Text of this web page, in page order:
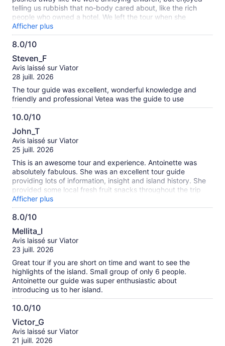
telling us rubbish that no-body cared about, like the rich
people who owned a hotel. We left the tour when she
scolded a group of sweet school girls playing in the Maera.
The only positive point and why I give 2 stars is that they
promptly refund us.
Afficher plus
8.0/10
8.0
sur
10
Steven_F
Avis laissé sur Viator
28 juill. 2026
The tour guide was excellent, wonderful knowledge and
friendly and professional Vetea was the guide to use
10.0/10
10.0
sur
10
John_T
Avis laissé sur Viator
25 juill. 2026
This is an awesome tour and experience. Antoinette was
absolutely fabulous. She was an excellent tour guide
providing lots of information, insight and island history. She
provided some local fresh fruit snacks throughout the trip
which were absolutely delicious and a treat in themselves.
The whole experience was memorable, funny and delightful.
Antoinette, Thank You for some very delightful memories
forever be in our hearts.
Afficher plus
8.0/10
8.0
sur
10
Mellita_I
Avis laissé sur Viator
23 juill. 2026
Great tour if you are short on time and want to see the
highlights of the island. Small group of only 6 people.
Antoinette our guide was super enthusiastic about
introducing us to her island.
10.0/10
10.0
sur
10
Victor_G
Avis laissé sur Viator
21 juill. 2026